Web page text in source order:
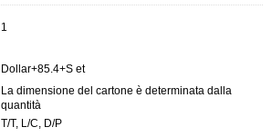
1
Dollar+85.4+S et
La dimensione del cartone è determinata dalla
quantità
T/T, L/C, D/P